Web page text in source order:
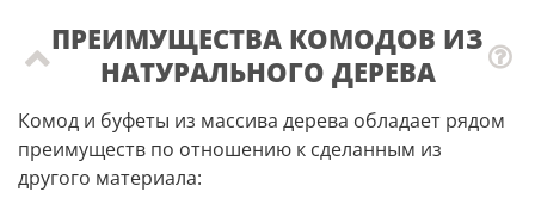
ПРЕИМУЩЕСТВА КОМОДОВ ИЗ
НАТУРАЛЬНОГО ДЕРЕВА
Комод и буфеты из массива дерева обладает рядом
преимуществ по отношению к сделанным из
другого материала: